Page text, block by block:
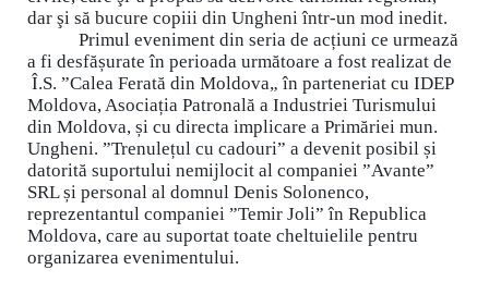
dar şi să bucure copiii din Ungheni într-un mod inedit.
Primul eveniment din seria de acțiuni ce urmează
a fi desfășurate în perioada următoare a fost realizat de
Î.S. ”Calea Ferată din Moldova„ în parteneriat cu IDEP
Moldova, Asociația Patronală a Industriei Turismului
din Moldova, și cu directa implicare a Primăriei mun.
Ungheni. ”Trenulețul cu cadouri” a devenit posibil și
datorită suportului nemijlocit al companiei ”Avante”
SRL și personal al domnul Denis Solonenco,
reprezentantul companiei ”Temir Joli” în Republica
Moldova, care au suportat toate cheltuielile pentru
organizarea evenimentului.